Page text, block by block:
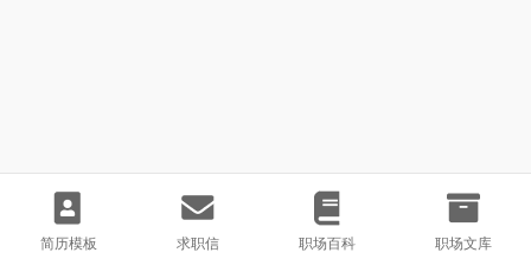
简历模板 求职信 职场百科 职场文库